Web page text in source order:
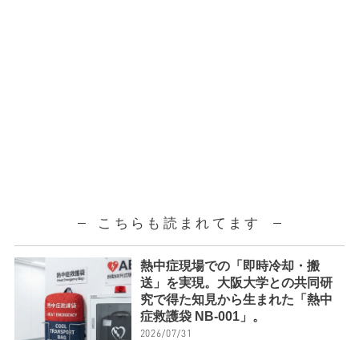
こちらも読まれてます
熱中症現場での「即時冷却・搬
送」を実現。大阪大学との共同研
究で得た知見から生まれた「熱中
症救護袋 NB-001」。
2026/07/31